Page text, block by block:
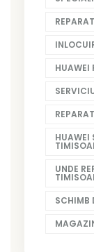
HUAWEI
HUAWEI
UNDE
SCHIMB